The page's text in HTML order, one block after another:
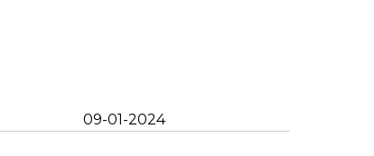
09-01-2024